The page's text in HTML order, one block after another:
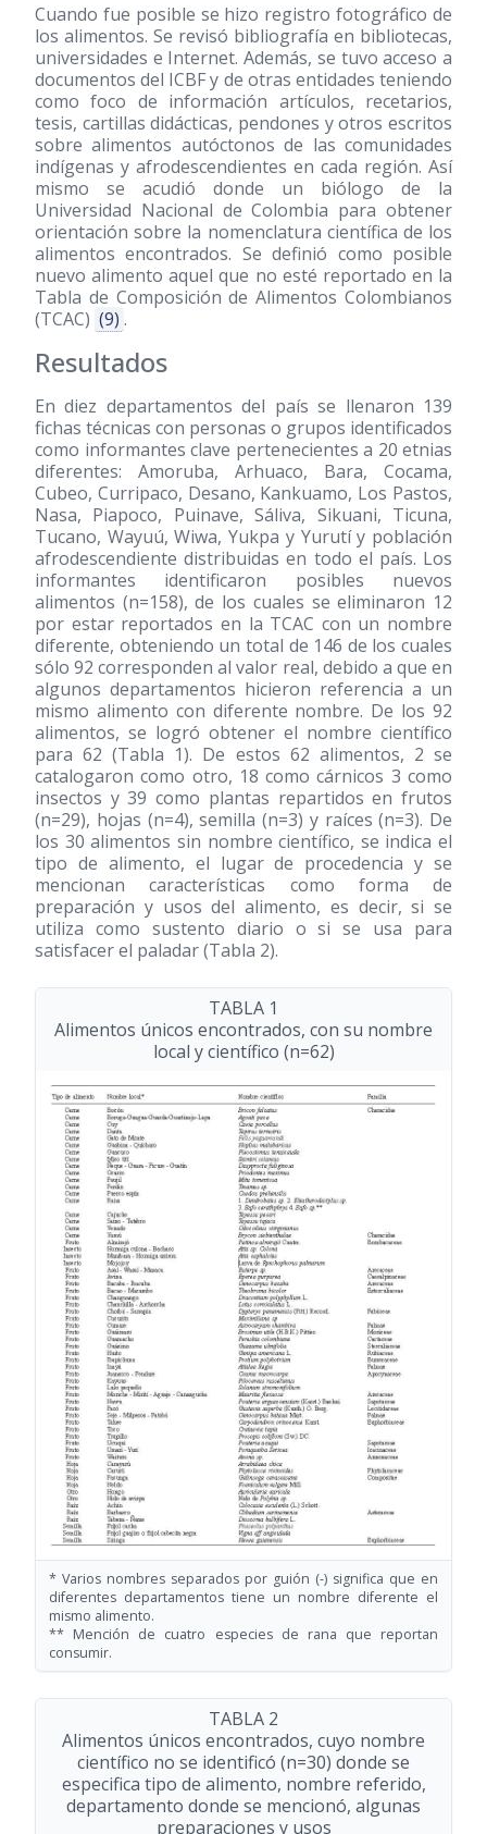
Cuando fue posible se hizo registro fotográfico de
los alimentos. Se revisó bibliografía en bibliotecas,
universidades e Internet. Además, se tuvo acceso a
documentos del ICBF y de otras entidades teniendo
como foco de información artículos, recetarios,
tesis, cartillas didácticas, pendones y otros escritos
sobre alimentos autóctonos de las comunidades
indígenas y afrodescendientes en cada región. Así
mismo se acudió donde un biólogo de la
Universidad Nacional de Colombia para obtener
orientación sobre la nomenclatura científica de los
alimentos encontrados. Se definió como posible
nuevo alimento aquel que no esté reportado en la
Tabla de Composición de Alimentos Colombianos
(TCAC) (9) .
Resultados
En diez departamentos del país se llenaron 139
fichas técnicas con personas o grupos identificados
como informantes clave pertenecientes a 20 etnias
diferentes: Amoruba, Arhuaco, Bara, Cocama,
Cubeo, Curripaco, Desano, Kankuamo, Los Pastos,
Nasa, Piapoco, Puinave, Sáliva, Sikuani, Ticuna,
Tucano, Wayuú, Wiwa, Yukpa y Yurutí y población
afrodescendiente distribuidas en todo el país. Los
informantes identificaron posibles nuevos
alimentos (n=158), de los cuales se eliminaron 12
por estar reportados en la TCAC con un nombre
diferente, obteniendo un total de 146 de los cuales
sólo 92 corresponden al valor real, debido a que en
algunos departamentos hicieron referencia a un
mismo alimento con diferente nombre. De los 92
alimentos, se logró obtener el nombre científico
para 62 (Tabla 1). De estos 62 alimentos, 2 se
catalogaron como otro, 18 como cárnicos 3 como
insectos y 39 como plantas repartidos en frutos
(n=29), hojas (n=4), semilla (n=3) y raíces (n=3). De
los 30 alimentos sin nombre científico, se indica el
tipo de alimento, el lugar de procedencia y se
mencionan características como forma de
preparación y usos del alimento, es decir, si se
utiliza como sustento diario o si se usa para
satisfacer el paladar (Tabla 2).
TABLA 1
Alimentos únicos encontrados, con su nombre
local y científico (n=62)
* Varios nombres separados por guión (-) significa que en
diferentes departamentos tiene un nombre diferente el
mismo alimento.
** Mención de cuatro especies de rana que reportan
consumir.
TABLA 2
Alimentos únicos encontrados, cuyo nombre
científico no se identificó (n=30) donde se
especifica tipo de alimento, nombre referido,
departamento donde se mencionó, algunas
preparaciones y usos